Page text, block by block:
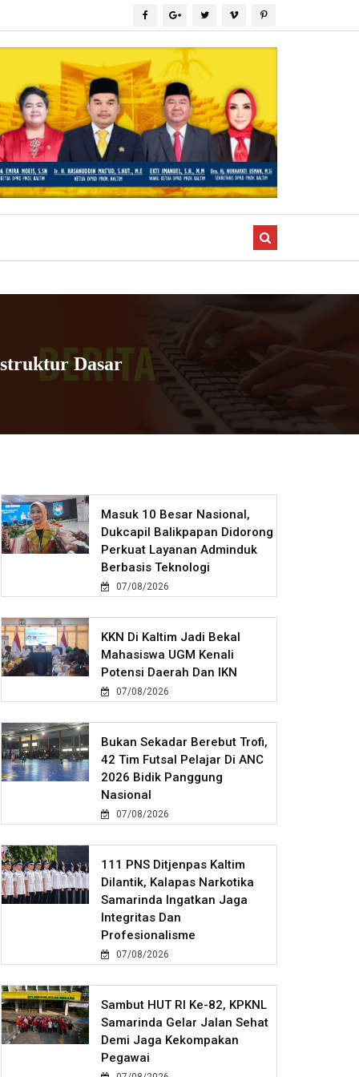
Dasar
Masuk 10 Besar Nasional,
Dukcapil Balikpapan Didorong
Perkuat Layanan Adminduk
Berbasis Teknologi
07/08/2026
KKN Di Kaltim Jadi Bekal
Mahasiswa UGM Kenali
Potensi Daerah Dan IKN
07/08/2026
Bukan Sekadar Berebut Trofi,
42 Tim Futsal Pelajar Di ANC
2026 Bidik Panggung
Nasional
07/08/2026
111 PNS Ditjenpas Kaltim
Dilantik, Kalapas Narkotika
Samarinda Ingatkan Jaga
Integritas Dan
Profesionalisme
07/08/2026
Sambut HUT RI Ke-82, KPKNL
Samarinda Gelar Jalan Sehat
Demi Jaga Kekompakan
Pegawai